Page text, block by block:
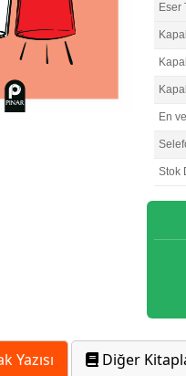
Eser
En
Stok
Yazısı Diğer